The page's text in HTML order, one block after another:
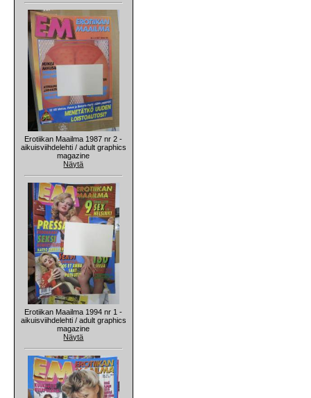
Erotiikan Maailma 1987 nr 2 -
aikuisviihdelehti / adult graphics
magazine
Näytä
Erotiikan Maailma 1994 nr 1 -
aikuisviihdelehti / adult graphics
magazine
Näytä